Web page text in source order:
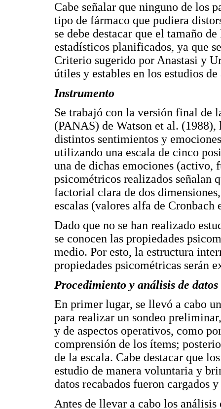
Cabe señalar que ninguno de los
tipo de fármaco que pudiera
se debe destacar que el tamaño
estadísticos planificados, ya que
Criterio sugerido por Anastasi y
útiles y estables en los estudios
Instrumento
Se trabajó con la versión final de
(PANAS) de Watson et al. (1988),
distintos sentimientos y
utilizando una escala de cinco
una de dichas emociones (activo,
psicométricos realizados señalan
factorial clara de dos
escalas (valores alfa de Cronbach
Dado que no se han realizado
se conocen las propiedades
medio. Por esto, la estructura
propiedades psicométricas serán
Procedimiento y análisis de datos
En primer lugar, se llevó a cabo
para realizar un sondeo
y de aspectos operativos, como
comprensión de los ítems;
de la escala. Cabe destacar que
estudio de manera voluntaria y
datos recabados fueron cargados
Antes de llevar a cabo los